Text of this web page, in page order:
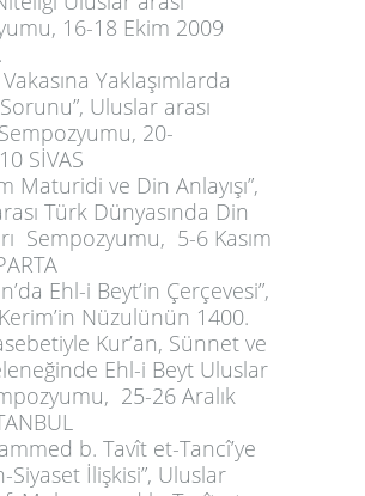
16-18 Ekim 2009
Yaklaşımlarda
Uluslar arası
20-
SİVAS
Maturidi ve Din Anlayışı”,
Türk Dünyasında Din
Sempozyumu, 5-6 Kasım
Ehl-i Beyt’in Çerçevesi”,
Kerim’in Nüzulünün 1400.
Kur’an, Sünnet ve
Ehl-i Beyt Uluslar
25-26 Aralık
b. Tavît et-Tancî’ye
Siyaset İlişkisi”, Uluslar